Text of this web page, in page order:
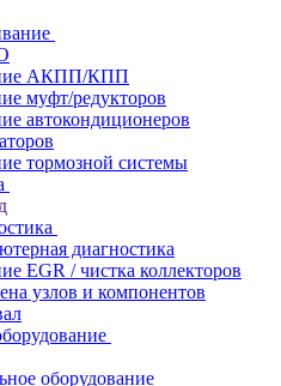
АКПП/КПП
муфт/редукторов
автокондиционеров
тормозной системы
диагностика
EGR / чистка коллекторов
узлов и компонентов
оборудование